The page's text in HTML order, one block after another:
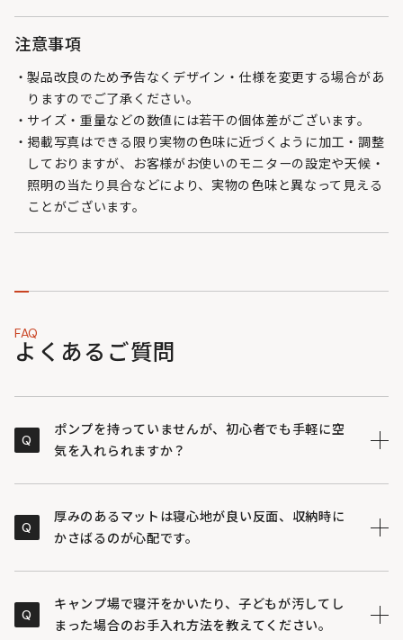
注意事項
製品改良のため予告なくデザイン・仕様を変更する場合があ
りますのでご了承ください。
サイズ・重量などの数値には若干の個体差がございます。
掲載写真はできる限り実物の色味に近づくように加工・調整
しておりますが、お客様がお使いのモニターの設定や天候・
照明の当たり具合などにより、実物の色味と異なって見える
ことがございます。
FAQ
よくあるご質問
Q
ポンプを持っていませんが、初心者でも手軽に空
気を入れられますか？
る仕組みになっているため、別途ポンプを購入しなくて
も簡単にマットを膨らませることができます。もしお手
Q
厚みのあるマットは寝心地が良い反面、収納時に
かさばるのが心配です。
め、就寝時はふっくらとした厚みがありながら、空気を
抜いて畳むと非常にコンパクトに収まります。積載スペ
Q
キャンプ場で寝汗をかいたり、子どもが汚してし
まった場合のお手入れ方法を教えてください。